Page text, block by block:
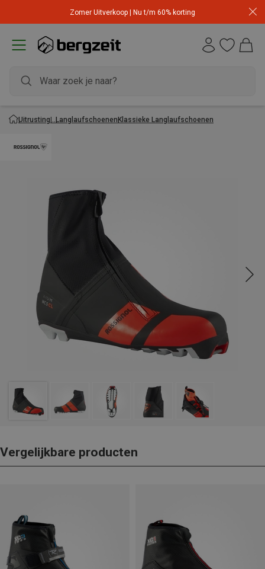
Zomer Uitverkoop | Nu t/m 60% korting
Uitrusting LanglaufschoenenKlassieke Langlaufschoenen
Vergelijkbare producten